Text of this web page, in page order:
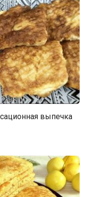
выпечка